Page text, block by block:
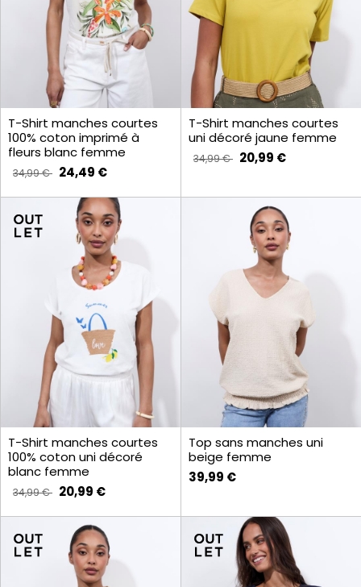
T-Shirt manches courtes
100% coton imprimé à
fleurs blanc femme
34,99 € 24,49 €
T-Shirt manches courtes
uni décoré jaune femme
34,99 € 20,99 €
T-Shirt manches courtes
100% coton uni décoré
blanc femme
34,99 € 20,99 €
Top sans manches uni
beige femme
39,99 €